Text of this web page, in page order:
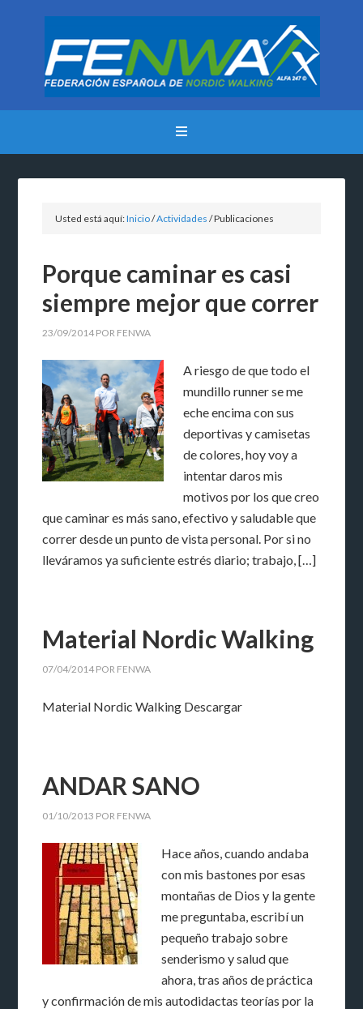
Usted está aquí:Inicio/Actividades /Publicaciones
Porque caminar es casi
siempre mejor que correr
23/09/2014 POR FENWA
A riesgo de que todo el
mundillo runner se me
eche encima con sus
deportivas y camisetas
de colores, hoy voy a
intentar daros mis
motivos por los que creo
que caminar es más sano, efectivo y saludable que
correr desde un punto de vista personal. Por si no
lleváramos ya suficiente estrés diario; trabajo, […]
Material Nordic Walking
07/04/2014 POR FENWA
Material Nordic Walking Descargar
ANDAR SANO
01/10/2013 POR FENWA
Hace años, cuando andaba
con mis bastones por esas
montañas de Dios y la gente
me preguntaba, escribí un
pequeño trabajo sobre
senderismo y salud que
ahora, tras años de práctica
y confirmación de mis autodidactas teorías por la